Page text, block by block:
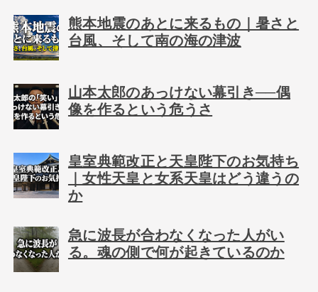
熊本地震のあとに来るもの｜暑さと
台風、そして南の海の津波
山本太郎のあっけない幕引き──偶
像を作るという危うさ
皇室典範改正と天皇陛下のお気持ち
｜女性天皇と女系天皇はどう違うの
か
急に波長が合わなくなった人がい
る。魂の側で何が起きているのか